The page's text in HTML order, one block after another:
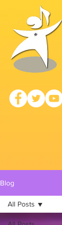
Blog
All Posts